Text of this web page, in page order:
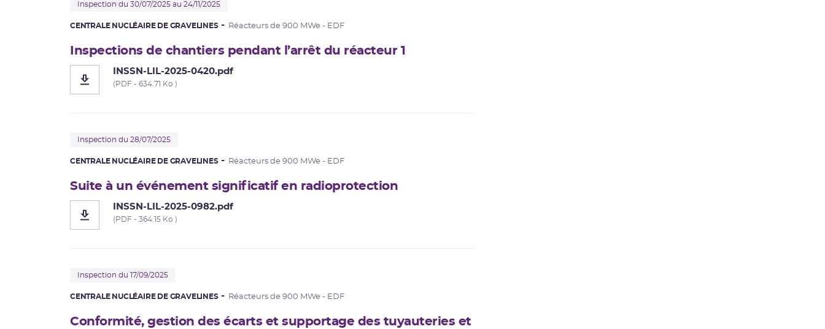
Inspection du 30/07/2025 au 24/11/2025
CENTRALE NUCLÉAIRE DE GRAVELINES Réacteurs de 900 MWe - EDF
Inspections de chantiers pendant l’arrêt du réacteur 1
INSSN-LIL-2025-0420.pdf
(PDF - 634.71 Ko )
Inspection du 28/07/2025
CENTRALE NUCLÉAIRE DE GRAVELINES Réacteurs de 900 MWe - EDF
Suite à un événement significatif en radioprotection
INSSN-LIL-2025-0982.pdf
(PDF - 364.15 Ko )
Inspection du 17/09/2025
CENTRALE NUCLÉAIRE DE GRAVELINES Réacteurs de 900 MWe - EDF
Conformité, gestion des écarts et supportage des tuyauteries et